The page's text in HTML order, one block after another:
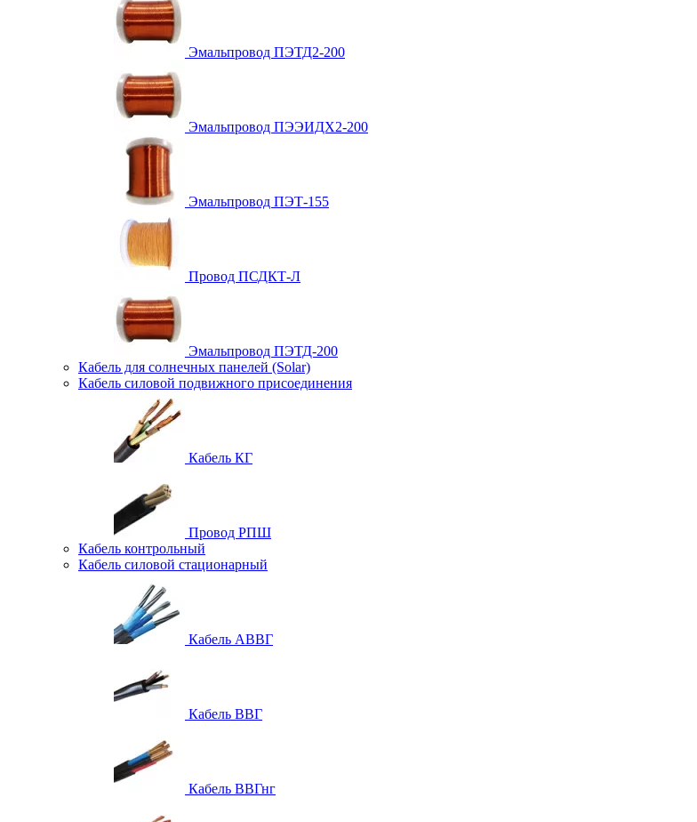
Эмальпровод ПЭТД2-200
Эмальпровод ПЭЭИДХ2-200
Эмальпровод ПЭТ-155
Провод ПСДКТ-Л
Эмальпровод ПЭТД-200
Кабель для солнечных панелей (Solar)
Кабель силовой подвижного присоединения
Кабель КГ
Провод РПШ
Кабель контрольный
Кабель силовой стационарный
Кабель АВВГ
Кабель ВВГ
Кабель ВВГнг